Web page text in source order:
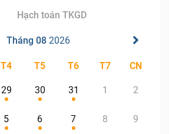
Hạch toán TKGD
Tháng 08 2026
T4 T5 T6 T7 CN
29 30 31 1 2
5 6 7 8 9